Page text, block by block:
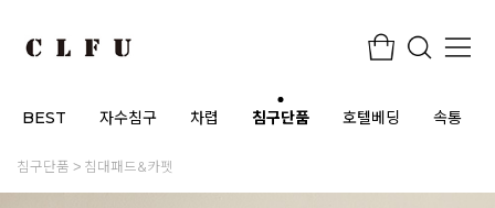
BEST 자수침구 차렵 침구단품 호텔베딩 속통
침구단품 침대패드&카펫